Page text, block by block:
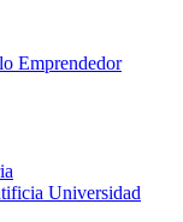
Emprendedor
Universidad